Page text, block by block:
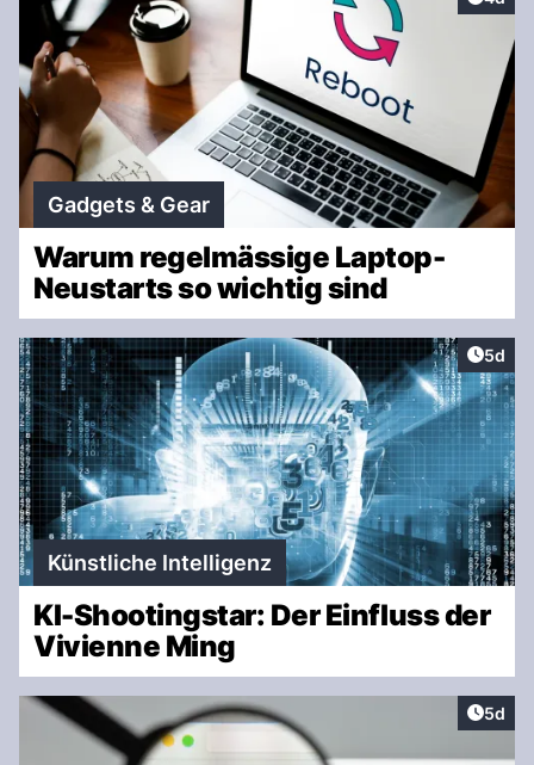
Gadgets & Gear
Warum regelmässige Laptop-
Neustarts so wichtig sind
5d
Künstliche Intelligenz
KI-Shootingstar: Der Einfluss der
Vivienne Ming
5d